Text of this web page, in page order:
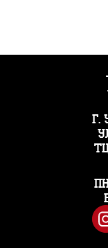
г.